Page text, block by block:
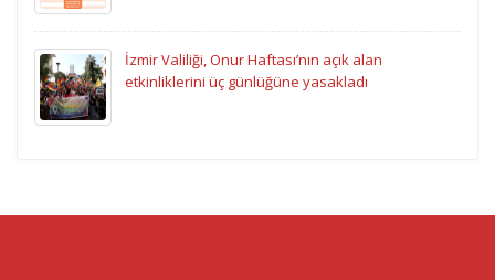
İzmir Valiliği, Onur Haftası’nın açık alan
etkinliklerini üç günlüğüne yasakladı